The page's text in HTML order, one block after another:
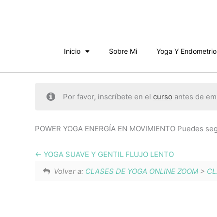
Inicio Sobre Mi Yoga Y
Por favor, inscríbete en el curso antes de
POWER YOGA ENERGÍA EN MOVIMIENTO Puedes
YOGA SUAVE Y GENTIL FLUJO LENTO
Volver a: CLASES DE YOGA ONLINE ZOOM >